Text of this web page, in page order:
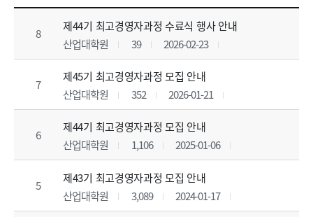
공지사항 목록 으로 번호, 제목, 작성자, 조회수, 등록 일, 첨부파일로 나열 되고 있습니다.
8
제44기 최고경영자과정 수료식 행사 안내
산업대학원
39 2026-02-23
7
제45기 최고경영자과정 모집 안내
산업대학원
352 2026-01-21
6
제44기 최고경영자과정 모집 안내
산업대학원
1,106 2025-01-06
5
제43기 최고경영자과정 모집 안내
산업대학원
3,089 2024-01-17